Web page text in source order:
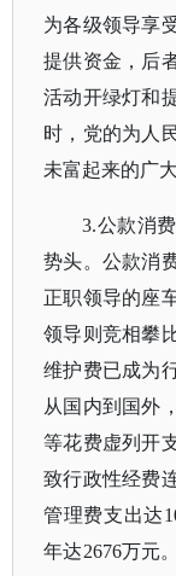
为各级领导享
提供资金，后
活动开绿灯和
时，党的为人
未富起来的广
3.公款消
势头。公款消
正职领导的座
领导则竞相攀
维护费已成为
从国内到国外
等花费虚列开
致行政性经费
管理费支出达
年达2676万元